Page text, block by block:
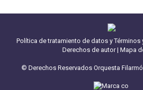
Política de tratamiento de datos y
Derechos de autor| Mapa
© Derechos Reservados Orquesta